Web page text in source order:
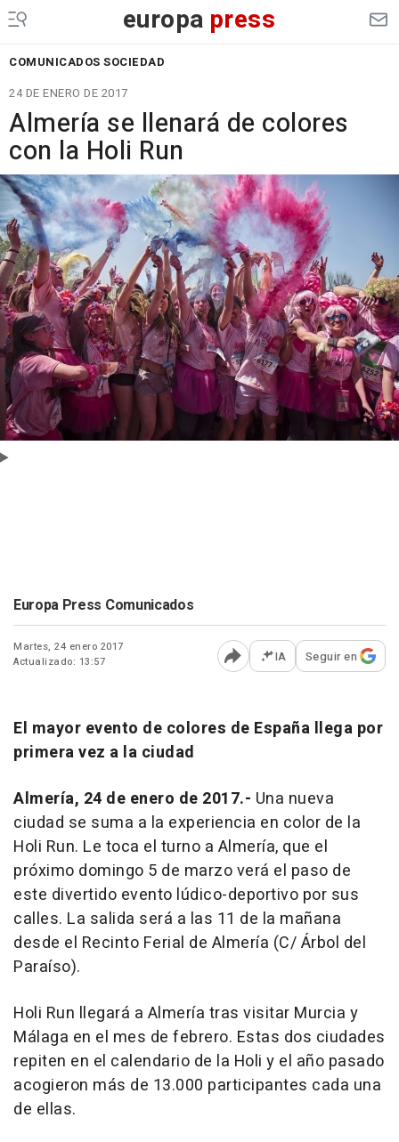
europa press
COMUNICADOS SOCIEDAD
24 DE ENERO DE 2017
Almería se llenará de colores
con la Holi Run
Europa Press Comunicados
Martes, 24 enero 2017
Actualizado: 13:57
Abrir opciones para
IA Seguir en
El mayor evento de colores de España llega por
primera vez a la ciudad
Almería, 24 de enero de 2017.- Una nueva
ciudad se suma a la experiencia en color de la
Holi Run. Le toca el turno a Almería, que el
próximo domingo 5 de marzo verá el paso de
este divertido evento lúdico-deportivo por sus
calles. La salida será a las 11 de la mañana
desde el Recinto Ferial de Almería (C/ Árbol del
Paraíso).
Holi Run llegará a Almería tras visitar Murcia y
Málaga en el mes de febrero. Estas dos ciudades
repiten en el calendario de la Holi y el año pasado
acogieron más de 13.000 participantes cada una
de ellas.